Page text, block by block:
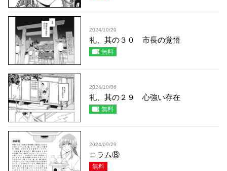
2024/10/20
礼、其の３０ 市長の覚悟
無料
2024/10/06
礼、其の２９ 心強い存在
無料
2024/09/29
コラム⑧
無料